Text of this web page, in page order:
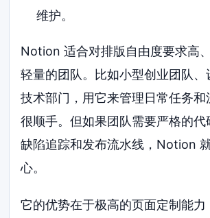
维护。
Notion 适合对排版自由度要求高
轻量的团队。比如小型创业团队
技术部门，用它来管理日常任务和
很顺手。但如果团队需要严格的代
缺陷追踪和发布流水线，Notion
心。
它的优势在于极高的页面定制能